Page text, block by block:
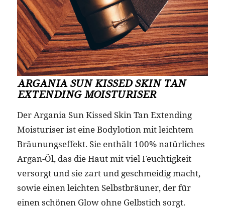
ARGANIA SUN KISSED SKIN TAN
EXTENDING MOISTURISER
Der Argania Sun Kissed Skin Tan Extending
Moisturiser ist eine Bodylotion mit leichtem
Bräunungseffekt. Sie enthält 100% natürliches
Argan-Öl, das die Haut mit viel Feuchtigkeit
versorgt und sie zart und geschmeidig macht,
sowie einen leichten Selbstbräuner, der für
einen schönen Glow ohne Gelbstich sorgt.